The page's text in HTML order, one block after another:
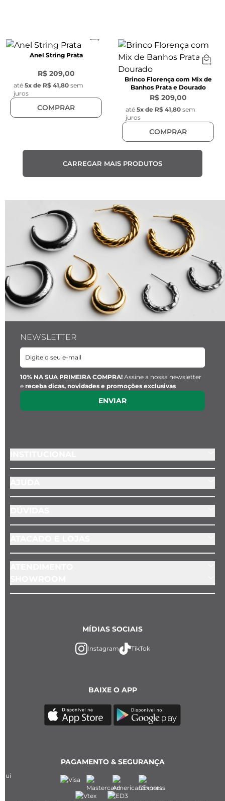
Anel String Prata
R$ 209,00
até 5x de R$ 41,80 sem
juros
COMPRAR
Brinco Florença com Mix de
Banhos Prata e Dourado
R$ 209,00
até 5x de R$ 41,80 sem
juros
COMPRAR
NEWSLETTER
10% NA SUA PRIMEIRA COMPRA! Assine a nossa newsletter
e receba dicas, novidades e promoções exclusivas
ENVIAR
BAIXE O APP
MÍDIAS SOCIAIS
Instagram TikTok
PAGAMENTO & SEGURANÇA